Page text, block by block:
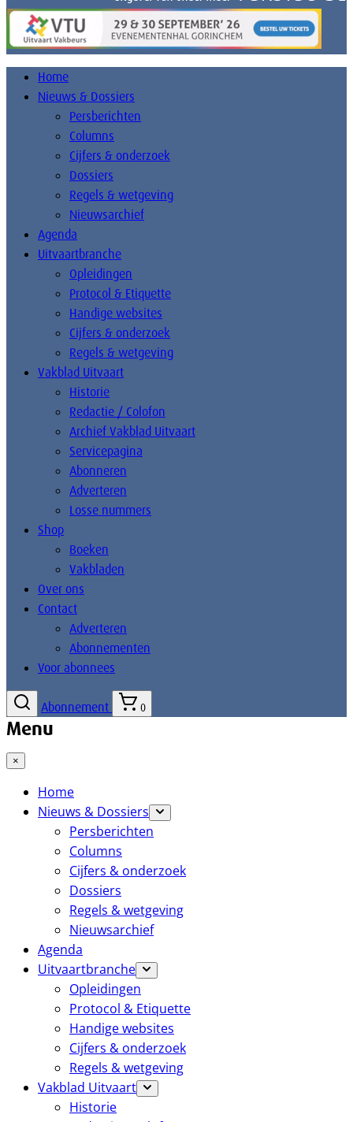
Home
Nieuws & Dossiers
Persberichten
Columns
Cijfers & onderzoek
Dossiers
Regels & wetgeving
Nieuwsarchief
Agenda
Uitvaartbranche
Opleidingen
Protocol & Etiquette
Handige websites
Cijfers & onderzoek
Regels & wetgeving
Vakblad Uitvaart
Historie
Redactie / Colofon
Archief Vakblad Uitvaart
Servicepagina
Abonneren
Adverteren
Losse nummers
Shop
Boeken
Vakbladen
Over ons
Contact
Adverteren
Abonnementen
Voor abonnees
Abonnement 0
Menu
×
Home
Nieuws & Dossiers
Persberichten
Columns
Cijfers & onderzoek
Dossiers
Regels & wetgeving
Nieuwsarchief
Agenda
Uitvaartbranche
Opleidingen
Protocol & Etiquette
Handige websites
Cijfers & onderzoek
Regels & wetgeving
Vakblad Uitvaart
Historie